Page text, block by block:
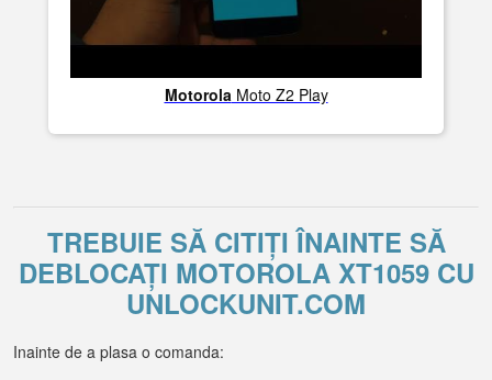
MotorolaMoto Z2 Play
TREBUIE SĂ CITIȚI ÎNAINTE SĂ
DEBLOCAȚI MOTOROLA XT1059 CU
UNLOCKUNIT.COM
Inainte de a plasa o comanda: